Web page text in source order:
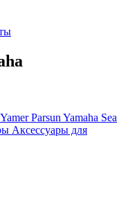
YamerParsun Yamaha Sea
Аксессуары для